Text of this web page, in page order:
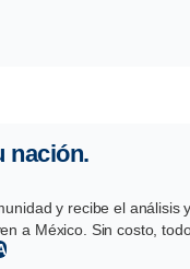
nación.
y recibe el análisis
a México. Sin costo,